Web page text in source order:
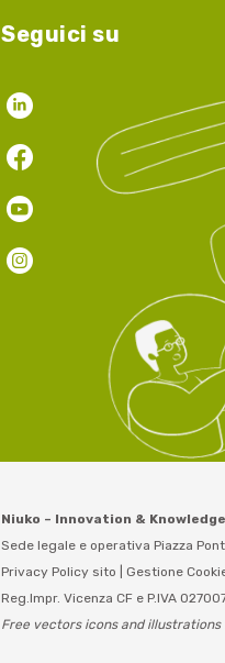
Seguici su
Niuko – Innovation &
Sede legale e operativa Piazza
Privacy Policy sito
Gestione
Reg.Impr. Vicenza CF e P.IVA
Free vectors icons and